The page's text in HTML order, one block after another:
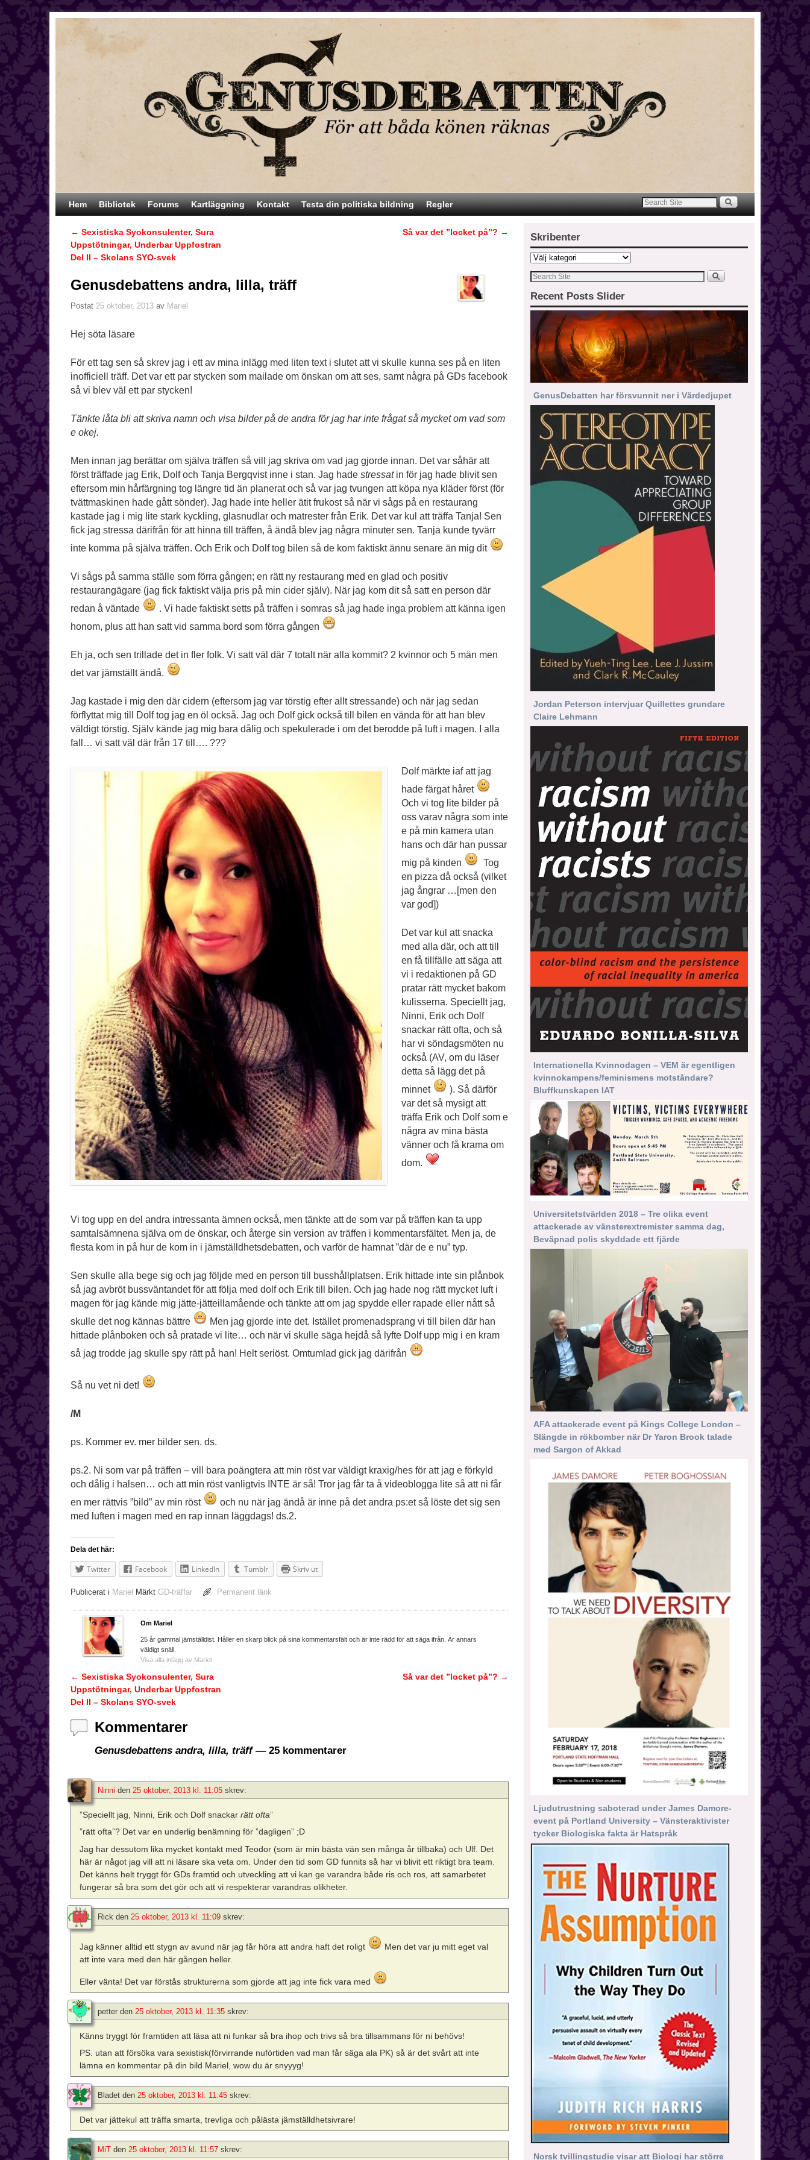
Hoppa till huvudinnehåll
Hoppa till sekundärt innehåll
Hem Bibliotek Forums Kartläggning Kontakt Testa din politiska bildning Regler
Inläggsnavigering
← Sexistiska Syokonsulenter, Sura
Uppstötningar, Underbar Uppfostran
Del II – Skolans SYO-svek
Så var det ”locket på”? →
Genusdebattens andra, lilla, träff
Postat 25 oktober, 2013 av Mariel
Hej söta läsare
För ett tag sen så skrev jag i ett av mina inlägg med liten text i slutet att vi skulle kunna ses på en liten
inofficiell träff. Det var ett par stycken som mailade om önskan om att ses, samt några på GDs facebook
så vi blev väl ett par stycken!
Tänkte låta bli att skriva namn och visa bilder på de andra för jag har inte frågat så mycket om vad som
e okej.
Men innan jag berättar om själva träffen så vill jag skriva om vad jag gjorde innan. Det var såhär att
först träffade jag Erik, Dolf och Tanja Bergqvist inne i stan. Jag hade stressatin för jag hade blivit sen
eftersom min hårfärgning tog längre tid än planerat och så var jag tvungen att köpa nya kläder först (för
tvättmaskinen hade gått sönder). Jag hade inte heller ätit frukost så när vi sågs på en restaurang
kastade jag i mig lite stark kyckling, glasnudlar och matrester från Erik. Det var kul att träffa Tanja! Sen
fick jag stressa därifrån för att hinna till träffen, å ändå blev jag några minuter sen. Tanja kunde tyvärr
inte komma på själva träffen. Och Erik och Dolf tog bilen så de kom faktiskt ännu senare än mig dit
Vi sågs på samma ställe som förra gången; en rätt ny restaurang med en glad och positiv
restaurangägare (jag fick faktiskt välja pris på min cider själv). När jag kom dit så satt en person där
redan å väntade
. Vi hade faktiskt setts på träffen i somras så jag hade inga problem att känna igen
honom, plus att han satt vid samma bord som förra gången
Eh ja, och sen trillade det in fler folk. Vi satt väl där 7 totalt när alla kommit? 2 kvinnor och 5 män men
det var jämställt ändå.
Jag kastade i mig den där cidern (eftersom jag var törstig efter allt stressande) och när jag sedan
förflyttat mig till Dolf tog jag en öl också. Jag och Dolf gick också till bilen en vända för att han blev
väldigt törstig. Själv kände jag mig bara dålig och spekulerade i om det berodde på luft i magen. I alla
fall… vi satt väl där från 17 till…. ???
Dolf märkte iaf att jag
hade färgat håret
Och vi tog lite bilder på
oss varav några som inte
e på min kamera utan
hans och där han pussar
mig på kinden
Tog
en pizza då också (vilket
jag ångrar …[men den
var god])
Det var kul att snacka
med alla där, och att till
en få tillfälle att säga att
vi i redaktionen på GD
pratar rätt mycket bakom
kulisserna. Speciellt jag,
Ninni, Erik och Dolf
snackar rätt ofta, och så
har vi söndagsmöten nu
också (AV, om du läser
detta så lägg det på
minnet
). Så därför
var det så mysigt att
träffa Erik och Dolf som e
några av mina bästa
vänner och få krama om
dom.
Vi tog upp en del andra intressanta ämnen också, men tänkte att de som var på träffen kan ta upp
samtalsämnena själva om de önskar, och återge sin version av träffen i kommentarsfältet. Men ja, de
flesta kom in på hur de kom in i jämställdhetsdebatten, och varför de hamnat ”där de e nu” typ.
Sen skulle alla bege sig och jag följde med en person till busshållplatsen. Erik hittade inte sin plånbok
så jag avbröt bussväntandet för att följa med dolf och Erik till bilen. Och jag hade nog rätt mycket luft i
magen för jag kände mig jätte-jätteillamående och tänkte att om jag spydde eller rapade eller nått så
skulle det nog kännas bättre
Men jag gjorde inte det. Istället promenadsprang vi till bilen där han
hittade plånboken och så pratade vi lite… och när vi skulle säga hejdå så lyfte Dolf upp mig i en kram
så jag trodde jag skulle spy rätt på han! Helt seriöst. Omtumlad gick jag därifrån
Så nu vet ni det!
/M
ps. Kommer ev. mer bilder sen. ds.
ps.2. Ni som var på träffen – vill bara poängtera att min röst var väldigt kraxig/hes för att jag e förkyld
och dålig i halsen… och att min röst vanligtvis INTE är så! Tror jag får ta å videoblogga lite så att ni får
en mer rättvis ”bild” av min röst
och nu när jag ändå är inne på det andra ps:et så löste det sig sen
med luften i magen med en rap innan läggdags! ds.2.
Dela det här:
Twitter Facebook LinkedIn Tumblr Skriv ut
Publicerat i Mariel Märkt GD-träffar Permanent länk
Om Mariel
25 år gammal jämställdist. Håller en skarp blick på sina kommentarsfält och är inte rädd för att säga ifrån. Är annars
väldigt snäll.
Visa alla inlägg av Mariel
Inläggsnavigering
← Sexistiska Syokonsulenter, Sura
Uppstötningar, Underbar Uppfostran
Del II – Skolans SYO-svek
Så var det ”locket på”? →
Kommentarer
Genusdebattens andra, lilla, träff— 25 kommentarer
Ninni den 25 oktober, 2013 kl. 11:05 skrev:
”Speciellt jag, Ninni, Erik och Dolf snackarrätt ofta”
”rätt ofta”? Det var en underlig benämning för ”dagligen” ;D
Jag har dessutom lika mycket kontakt med Teodor (som är min bästa vän sen många år tillbaka) och Ulf. Det
här är något jag vill att ni läsare ska veta om. Under den tid som GD funnits så har vi blivit ett riktigt bra team.
Det känns helt tryggt för GDs framtid och utveckling att vi kan ge varandra både ris och ros, att samarbetet
fungerar så bra som det gör och att vi respekterar varandras olikheter.
Rick den 25 oktober, 2013 kl. 11:09 skrev:
Jag känner alltid ett stygn av avund när jag får höra att andra haft det roligt
Men det var ju mitt eget val
att inte vara med den här gången heller.
Eller vänta! Det var förstås strukturerna som gjorde att jag inte fick vara med
petter den 25 oktober, 2013 kl. 11:35 skrev:
Känns tryggt för framtiden att läsa att ni funkar så bra ihop och trivs så bra tillsammans för ni behövs!
PS. utan att försöka vara sexistisk(förvirrande nuförtiden vad man får säga ala PK) så är det svårt att inte
lämna en kommentar på din bild Mariel, wow du är snyyyg!
Bladet den 25 oktober, 2013 kl. 11:45 skrev:
Det var jättekul att träffa smarta, trevliga och pålästa jämställdhetsivrare!
MiT den 25 oktober, 2013 kl. 11:57 skrev:
Skribenter
Recent Posts Slider
GenusDebatten har försvunnit ner i Värdedjupet
Jordan Peterson intervjuar Quillettes grundare
Claire Lehmann
Internationella Kvinnodagen – VEM är egentligen
kvinnokampens/feminismens motståndare?
Bluffkunskapen IAT
Universitetstvärlden 2018 – Tre olika event
attackerade av vänsterextremister samma dag,
Beväpnad polis skyddade ett fjärde
AFA attackerade event på Kings College London –
Slängde in rökbomber när Dr Yaron Brook talade
med Sargon of Akkad
Ljudutrustning saboterad under James Damore-
event på Portland University – Vänsteraktivister
tycker Biologiska fakta är Hatspråk
Norsk tvillingstudie visar att Biologi har större